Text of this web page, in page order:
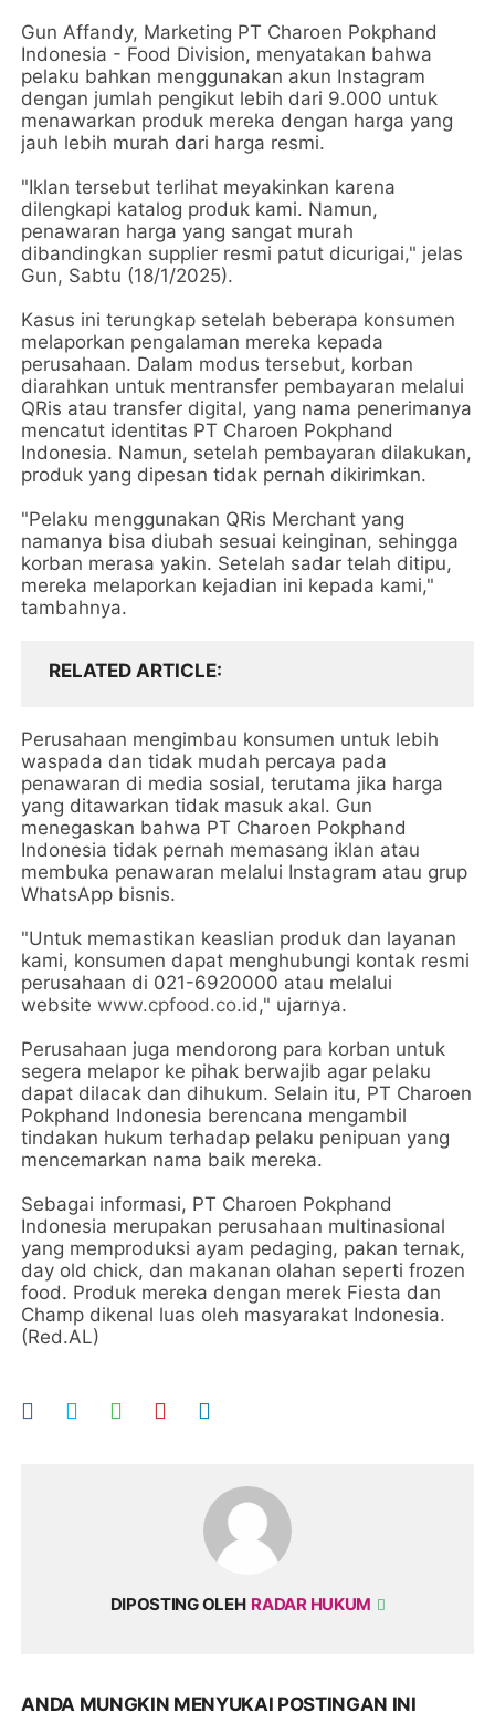
Gun Affandy, Marketing PT Charoen Pokphand
Indonesia - Food Division, menyatakan bahwa
pelaku bahkan menggunakan akun Instagram
dengan jumlah pengikut lebih dari 9.000 untuk
menawarkan produk mereka dengan harga yang
jauh lebih murah dari harga resmi.
"Iklan tersebut terlihat meyakinkan karena
dilengkapi katalog produk kami. Namun,
penawaran harga yang sangat murah
dibandingkan supplier resmi patut dicurigai," jelas
Gun, Sabtu (18/1/2025).
Kasus ini terungkap setelah beberapa konsumen
melaporkan pengalaman mereka kepada
perusahaan. Dalam modus tersebut, korban
diarahkan untuk mentransfer pembayaran melalui
QRis atau transfer digital, yang nama penerimanya
mencatut identitas PT Charoen Pokphand
Indonesia. Namun, setelah pembayaran dilakukan,
produk yang dipesan tidak pernah dikirimkan.
"Pelaku menggunakan QRis Merchant yang
namanya bisa diubah sesuai keinginan, sehingga
korban merasa yakin. Setelah sadar telah ditipu,
mereka melaporkan kejadian ini kepada kami,"
tambahnya.
RELATED ARTICLE
Perusahaan mengimbau konsumen untuk lebih
waspada dan tidak mudah percaya pada
penawaran di media sosial, terutama jika harga
yang ditawarkan tidak masuk akal. Gun
menegaskan bahwa PT Charoen Pokphand
Indonesia tidak pernah memasang iklan atau
membuka penawaran melalui Instagram atau grup
WhatsApp bisnis.
"Untuk memastikan keaslian produk dan layanan
kami, konsumen dapat menghubungi kontak resmi
perusahaan di 021-6920000 atau melalui
websitewww.cpfood.co.id ," ujarnya.
Perusahaan juga mendorong para korban untuk
segera melapor ke pihak berwajib agar pelaku
dapat dilacak dan dihukum. Selain itu, PT Charoen
Pokphand Indonesia berencana mengambil
tindakan hukum terhadap pelaku penipuan yang
mencemarkan nama baik mereka.
Sebagai informasi, PT Charoen Pokphand
Indonesia merupakan perusahaan multinasional
yang memproduksi ayam pedaging, pakan ternak,
day old chick, dan makanan olahan seperti frozen
food. Produk mereka dengan merek Fiesta dan
Champ dikenal luas oleh masyarakat Indonesia.
(Red.AL)
DIPOSTING OLEH RADAR HUKUM
ANDA MUNGKIN MENYUKAI POSTINGAN INI